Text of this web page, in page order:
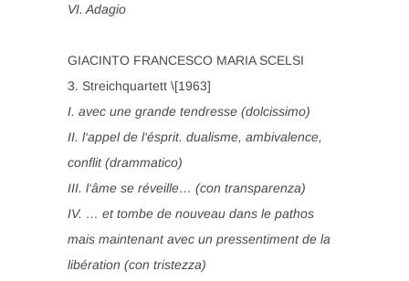
VI. Adagio
GIACINTO FRANCESCO MARIA SCELSI
3. Streichquartett \[1963]
I. avec une grande tendresse (dolcissimo)
II. l‘appel de l‘ésprit. dualisme, ambivalence,
conflit (drammatico)
III. l‘âme se réveille… (con transparenza)
IV. … et tombe de nouveau dans le pathos
mais maintenant avec un pressentiment de la
libération (con tristezza)